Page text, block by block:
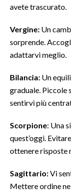
INSULARITÀ
INFO AZIENDE
ABBONATI
NECROLOGI
PUBBLICITÀ
SPIAGGE
avete trascurato.
Vergine: Un
sorprende.
adattarvi meglio.
Bilancia: Un
graduale. Piccole
sentirvi più
Scorpione: Una
quest’oggi.
ottenere risposte
Sagittario:Vi
Mettere ordine